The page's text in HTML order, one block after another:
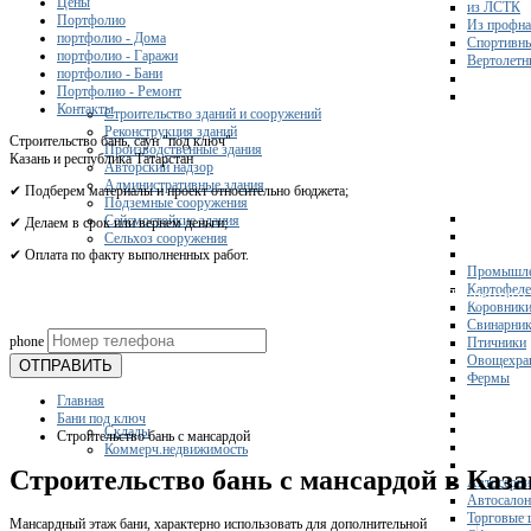
из ЛСТК
Из
Строительство зданий и сооружений
Реконструкция зданий
Производственные здания
Авторский надзор
Административные здания
Подземные сооружения
Сейсмостойкие здания
Сельхоз сооружения
Коровники
Птичники
Фермы
Склады
Коммерч.недвижимость
Торговые
Портфолио
портфолио - Дома
портфолио - Гаражи
портфолио - Бани
Портфолио - Ремонт
Контакты
Строительство бань, саун "под ключ"
Казань и республика Татарстан
✔ Подберем материалы и проект относительно бюджета;
✔ Делаем в срок или вернем деньги;
✔ Оплата по факту выполненных работ.
phone
ОТПРАВИТЬ
Главная
Бани под ключ
Строительство бань с мансардой
Строительство бань с мансардой в
Мансардный этаж бани, характерно использовать для дополнительной